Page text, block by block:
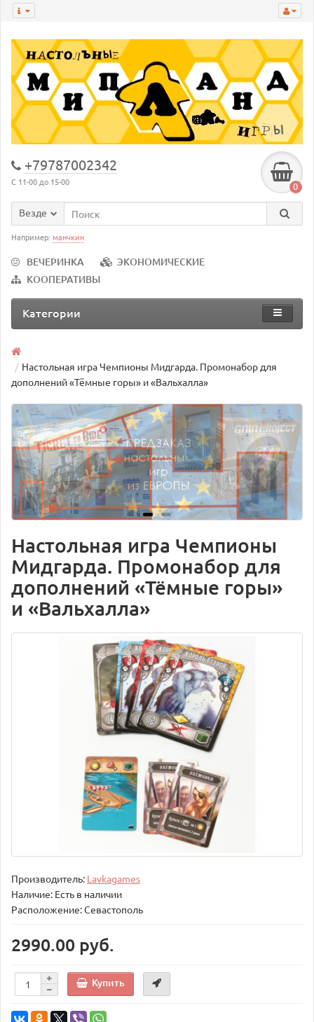
+79787002342
С 11-00 до 15-00 0
Везде
Например: манчкин
ВЕЧЕРИНКА
ЭКОНОМИЧЕСКИЕ
КООПЕРАТИВЫ
Категории
Настольная игра Чемпионы Мидгарда. Промонабор для
дополнений «Тёмные горы» и «Вальхалла»
Настольная игра Чемпионы
Мидгарда. Промонабор для
дополнений «Тёмные горы»
и «Вальхалла»
Производитель: Lavkagames
Наличие: Есть в наличии
Расположение: Севастополь
2990.00 руб.
Купить